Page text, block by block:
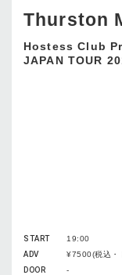
16
17
23
24
Thurston
Hostess Club
JAPAN TOUR
START
19:00
ADV
¥7500(税込・
DOOR
-